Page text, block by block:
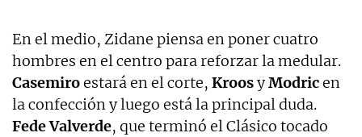
En el medio, Zidane piensa en poner cuatro
hombres en el centro para reforzar la medular.
Casemiroestará en el corte, KroosyModricen
la confección y luego está la principal duda.
Fede Valverde, que terminó el Clásico tocado